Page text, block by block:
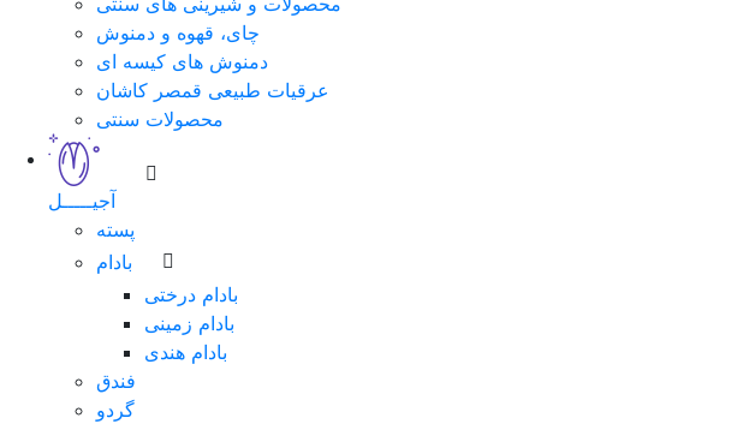
چای، قهوه و دمنوش
دمنوش های کیسه ای
عرقیات طبیعی قمصر کاشان
محصولات سنتی
آجیـــــل
پسته
بادام
بادام درختی
بادام زمینی
بادام هندی
فندق
گردو